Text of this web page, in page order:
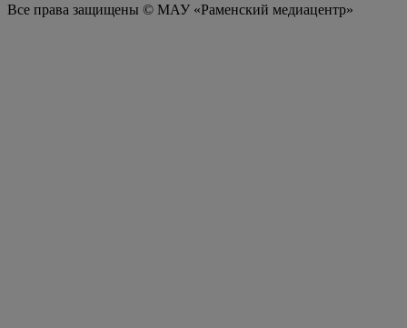
Все права защищены © МАУ «Раменский медиацентр»